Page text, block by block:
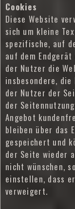
Cookies
Diese Website
sich um kleine
spezifische, auf
auf dem
der Nutzer die
insbesondere,
der Nutzer der
der
Angebot
bleiben über das
gespeichert und
der Seite wieder
nicht wünschen,
einstellen, dass
verweigert.